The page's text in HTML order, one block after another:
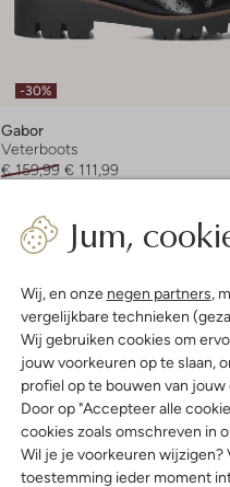
Jum,
Wij, en onze negen partners,
vergelijkbare technieken
Wij gebruiken cookies om
jouw voorkeuren op te slaan,
profiel op te bouwen van
Door op "Accepteer alle
cookies zoals omschreven in
Wil je je voorkeuren wijzigen?
toestemming ieder moment
-30%
Gabor
Veterboots
€ 159,99 € 111,99